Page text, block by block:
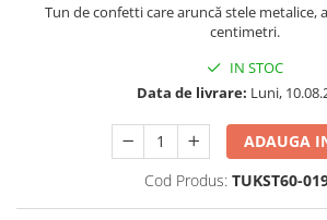
Tun de confetti care aruncă stele metalice,
centimetri.
IN STOC
Data de livrare: Luni,
ADAUGA
Cod Produs: TUKST60-